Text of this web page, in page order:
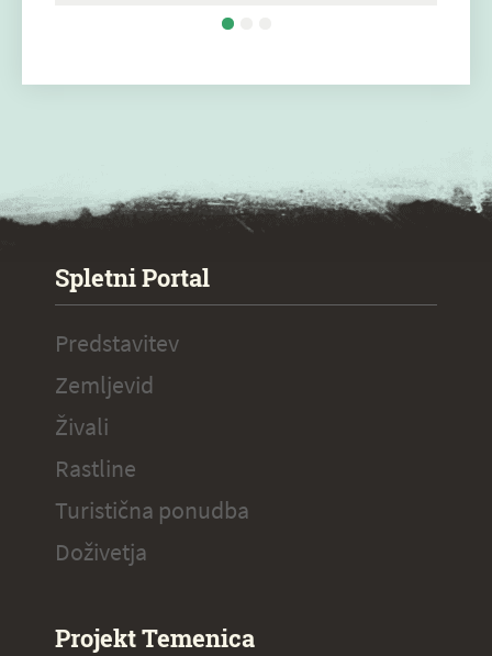
Spletni Portal
Predstavitev
Zemljevid
Živali
Rastline
Turistična ponudba
Doživetja
Projekt Temenica